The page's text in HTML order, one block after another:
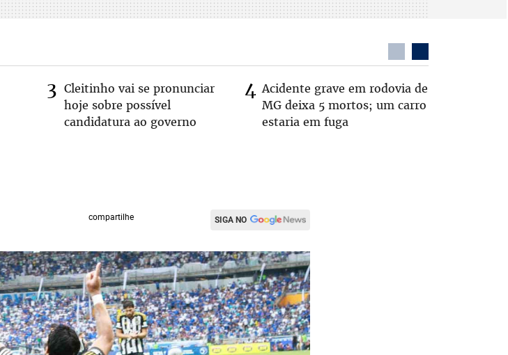
Cleitinho vai se pronunciar
hoje sobre possível
candidatura ao governo
Acidente grave em rodovia de
MG deixa 5 mortos; um carro
estaria em fuga
compartilhe SIGA NO